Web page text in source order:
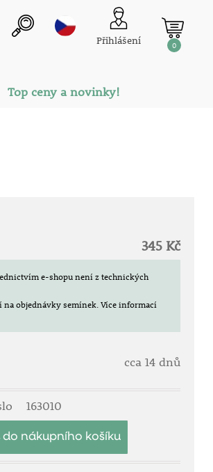
Přihlášení 0
Top ceny a novinky!
345 Kč
e-shopu není z technických
na objednávky semínek. Více informací
cca 14 dnů
163010